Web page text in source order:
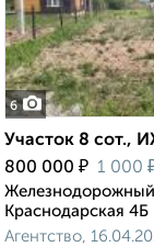
6
Участок 8 сот.,
800 000 ₽ 1 000
Краснодарская 4Б
Агентство,